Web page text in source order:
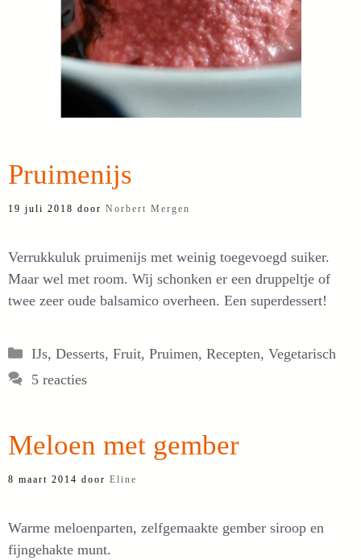
Pruimenijs
19 juli 2018 door Norbert Mergen
Verrukkuluk pruimenijs met weinig toegevoegd suiker.
Maar wel met room. Wij schonken er een druppeltje of
twee zeer oude balsamico overheen. Een superdessert!
Categorieën
IJs, Desserts, Fruit, Pruimen, Recepten, Vegetarisch
5 reacties
Meloen met gember
8 maart 2014 door Eline
Warme meloenparten, zelfgemaakte gember siroop en
fijngehakte munt.